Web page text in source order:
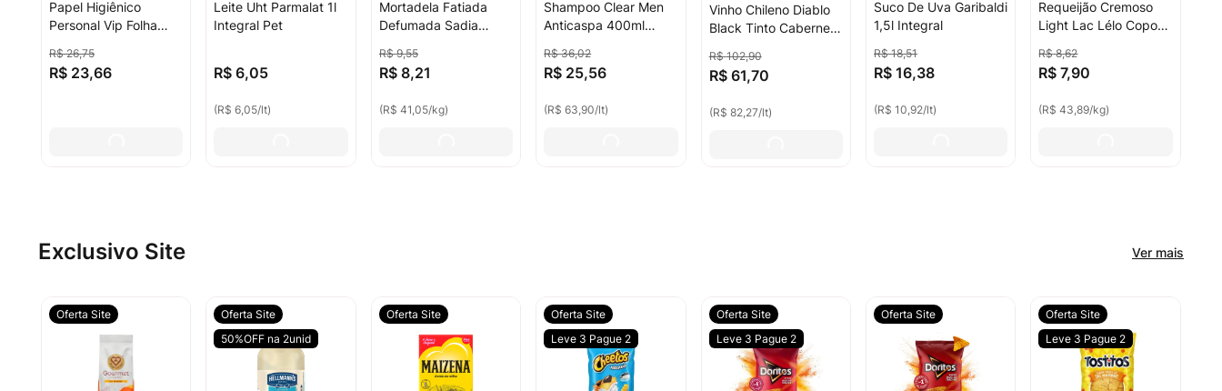
Papel Higiênico
Personal Vip Folha
15 Unidades 30
Metros
R$ 26,75
R$ 23,66
Leite Uht Parmalat 1l
Integral Pet
R$ 6,05
(R$ 6,05/lt)
Mortadela Fatiada
Defumada Sadia
R$ 9,55
R$ 8,21
(R$ 41,05/kg)
Shampoo Clear Men
Anticaspa 400ml
R$ 36,02
R$ 25,56
(R$ 63,90/lt)
Vinho Chileno Diablo
Black Tinto Cabernet
R$ 102,90
R$ 61,70
(R$ 82,27/lt)
Suco De Uva Garibaldi
1,5l Integral
R$ 18,51
R$ 16,38
(R$ 10,92/lt)
Requeijão Cremoso
Light Lac Lélo Copo
R$ 8,62
R$ 7,90
(R$ 43,89/kg)
Exclusivo Site Ver mais
Oferta Site
Oferta Site
50%OFF na 2unid
Oferta Site
Oferta Site
Leve 3 Pague 2
Oferta Site
Leve 3 Pague 2
Oferta Site
Oferta Site
Leve 3 Pague 2